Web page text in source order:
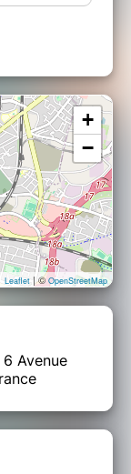
+
−
Leaflet | © OpenStreetMap
Avenue